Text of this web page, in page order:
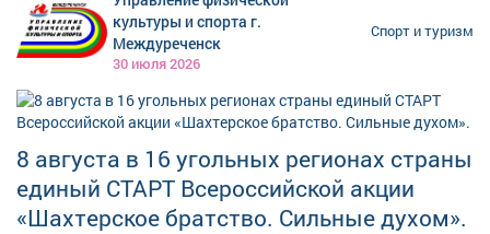
культуры и спорта г.
Междуреченск
30 июля 2026
Спорт и туризм
8 августа в 16 угольных регионах страны
единый СТАРТ Всероссийской акции
«Шахтерское братство. Сильные духом».